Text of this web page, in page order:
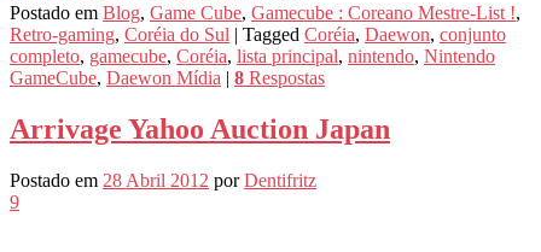
Postado em Blog, Game Cube, Gamecube : Coreano Mestre-List !,
Retro-gaming, Coréia do Sul | Tagged Coréia, Daewon, conjunto
completo, gamecube, Coréia, lista principal, nintendo, Nintendo
GameCube, Daewon Mídia | 8 Respostas
Arrivage Yahoo Auction Japan
Postado em 28 Abril 2012 porDentifritz
9